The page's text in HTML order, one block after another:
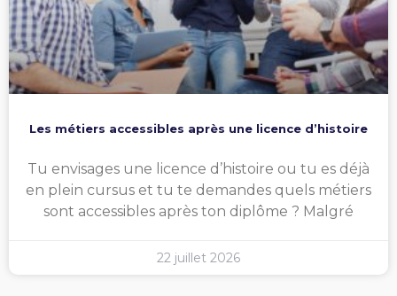
Les métiers accessibles après une licence d’histoire
Tu envisages une licence d’histoire ou tu es déjà
en plein cursus et tu te demandes quels métiers
sont accessibles après ton diplôme ? Malgré
22 juillet 2026